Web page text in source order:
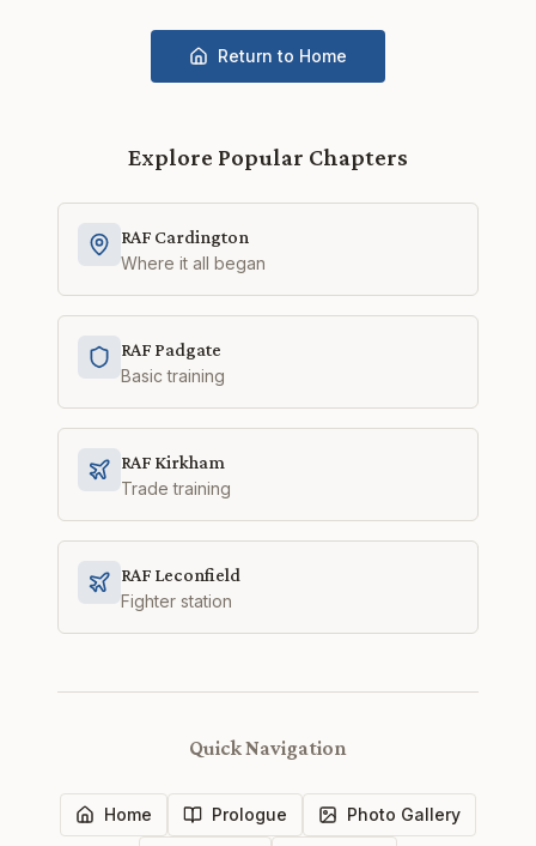
Return to Home
Explore Popular Chapters
RAF Cardington
Where it all began
RAF Padgate
Basic training
RAF Kirkham
Trade training
RAF Leconfield
Fighter station
Quick Navigation
Home Prologue Photo Gallery